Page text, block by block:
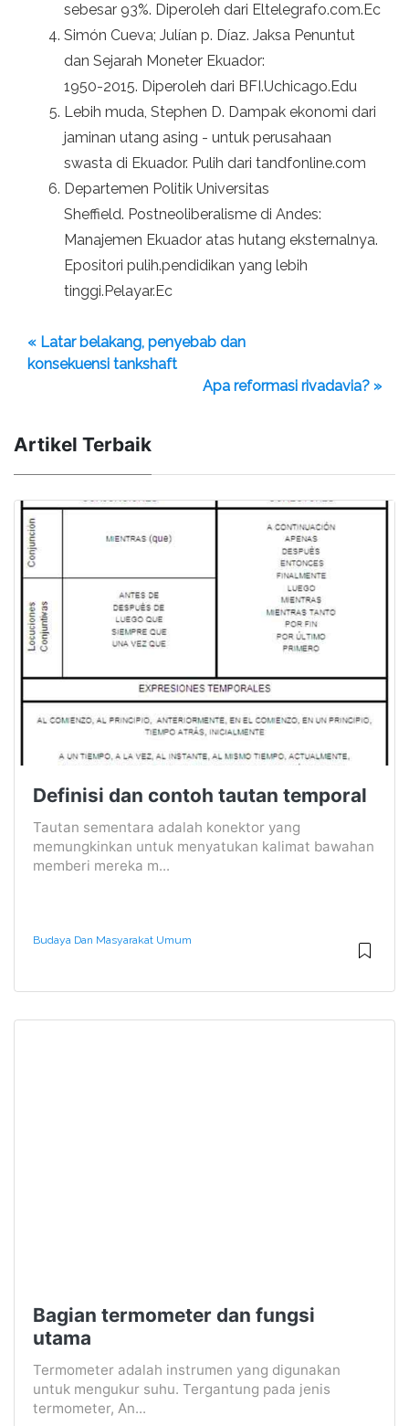
sebesar 93%. Diperoleh dari Eltelegrafo.com.Ec
Simón Cueva; Julían p. Díaz. Jaksa Penuntut
dan Sejarah Moneter Ekuador:
1950-2015. Diperoleh dari BFI.Uchicago.Edu
Lebih muda, Stephen D. Dampak ekonomi dari
jaminan utang asing - untuk perusahaan
swasta di Ekuador. Pulih dari tandfonline.com
Departemen Politik Universitas
Sheffield. Postneoliberalisme di Andes:
Manajemen Ekuador atas hutang eksternalnya.
Epositori pulih.pendidikan yang lebih
tinggi.Pelayar.Ec
« Latar belakang, penyebab dan
konsekuensi tankshaft
Apa reformasi rivadavia? »
Artikel Terbaik
Definisi dan contoh tautan temporal
Tautan sementara adalah konektor yang
memungkinkan untuk menyatukan kalimat bawahan
memberi mereka m...
Budaya Dan Masyarakat Umum
Bagian termometer dan fungsi
utama
Termometer adalah instrumen yang digunakan
untuk mengukur suhu. Tergantung pada jenis
termometer, An...